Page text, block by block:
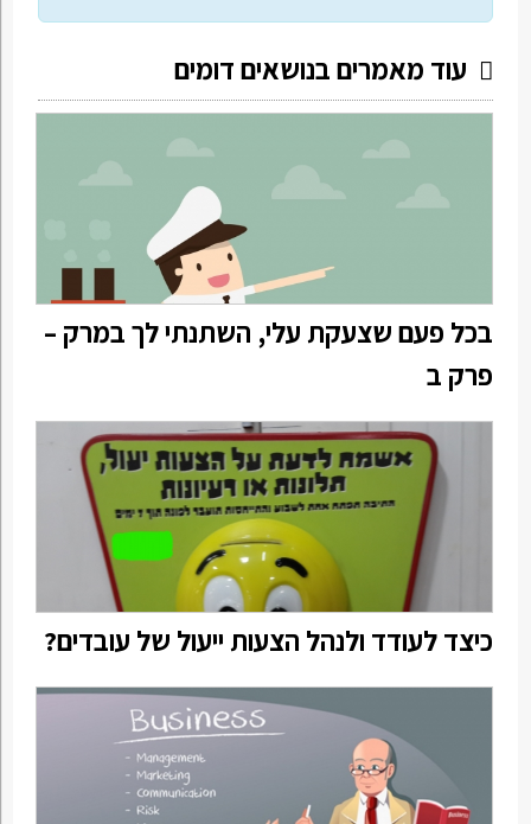
עוד מאמרים בנושאים דומים
בכל פעם שצעקת עלי, השתנתי לך במרק –
פרק ב
כיצד לעודד ולנהל הצעות ייעול של עובדים?